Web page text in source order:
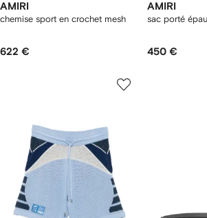
AMIRI
chemise sport en crochet mesh
622 €
AMIRI
sac porté
450 €